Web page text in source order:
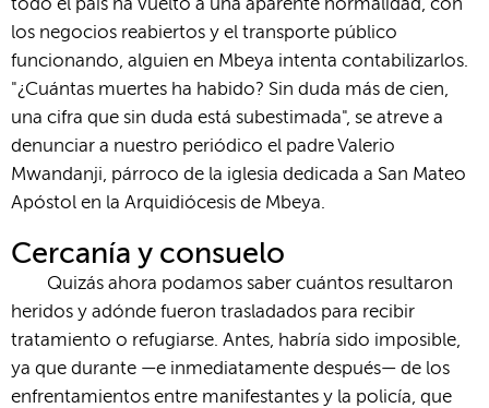
todo el país ha vuelto a una aparente normalidad, con
los negocios reabiertos y el transporte público
funcionando, alguien en Mbeya intenta contabilizarlos.
"¿Cuántas muertes ha habido? Sin duda más de cien,
una cifra que sin duda está subestimada", se atreve a
denunciar a nuestro periódico el padre Valerio
Mwandanji, párroco de la iglesia dedicada a San Mateo
Apóstol en la Arquidiócesis de Mbeya.
Cercanía y consuelo
Quizás ahora podamos saber cuántos resultaron
heridos y adónde fueron trasladados para recibir
tratamiento o refugiarse. Antes, habría sido imposible,
ya que durante —e inmediatamente después— de los
enfrentamientos entre manifestantes y la policía, que